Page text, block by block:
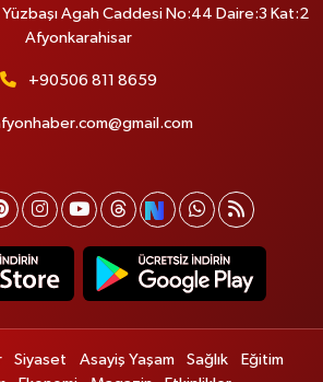
Yüzbaşı Agah Caddesi No:44 Daire:3 Kat:2
Afyonkarahisar
+90506 811 8659
Siyaset Asayiş Yaşam Sağlık
Eğitim